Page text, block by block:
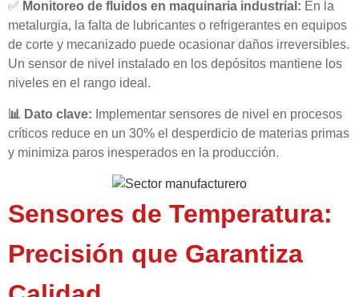
✅ Monitoreo de fluidos en maquinaria industrial: En la
metalurgia, la falta de lubricantes o refrigerantes en equipos
de corte y mecanizado puede ocasionar daños irreversibles.
Un sensor de nivel instalado en los depósitos mantiene los
niveles en el rango ideal.
📊 Dato clave: Implementar sensores de nivel en procesos
críticos reduce en un 30% el desperdicio de materias primas
y minimiza paros inesperados en la producción.
Sensores de Temperatura:
Precisión que Garantiza